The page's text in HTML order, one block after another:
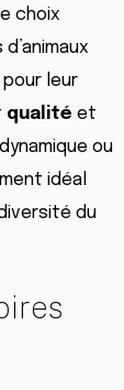
choix
pour leur
qualité et
ou
idéal
du